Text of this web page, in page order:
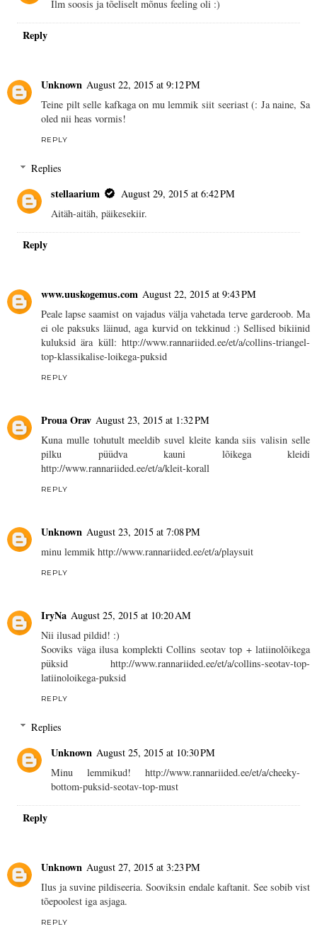
Ilm soosis ja tõeliselt mõnus feeling oli :)
Reply
Unknown August 22, 2015 at 9:12 PM
Teine pilt selle kafkaga on mu lemmik siit seeriast (: Ja naine, Sa
oled nii heas vormis!
REPLY
Replies
stellaarium
August 29, 2015 at 6:42 PM
Aitäh-aitäh, päikesekiir.
Reply
www.uuskogemus.com August 22, 2015 at 9:43 PM
Peale lapse saamist on vajadus välja vahetada terve garderoob. Ma
ei ole paksuks läinud, aga kurvid on tekkinud :) Sellised bikiinid
kuluksid ära küll: http://www.rannariided.ee/et/a/collins-triangel-
top-klassikalise-loikega-puksid
REPLY
Proua Orav August 23, 2015 at 1:32 PM
Kuna mulle tohutult meeldib suvel kleite kanda siis valisin selle
pilku püüdva kauni lõikega kleidi
http://www.rannariided.ee/et/a/kleit-korall
REPLY
Unknown August 23, 2015 at 7:08 PM
minu lemmik http://www.rannariided.ee/et/a/playsuit
REPLY
IryNa August 25, 2015 at 10:20 AM
Nii ilusad pildid! :)
Sooviks väga ilusa komplekti Collins seotav top + latiinolõikega
püksid http://www.rannariided.ee/et/a/collins-seotav-top-
latiinoloikega-puksid
REPLY
Replies
Unknown August 25, 2015 at 10:30 PM
Minu lemmikud! http://www.rannariided.ee/et/a/cheeky-
bottom-puksid-seotav-top-must
Reply
Unknown August 27, 2015 at 3:23 PM
Ilus ja suvine pildiseeria. Sooviksin endale kaftanit. See sobib vist
tõepoolest iga asjaga.
REPLY